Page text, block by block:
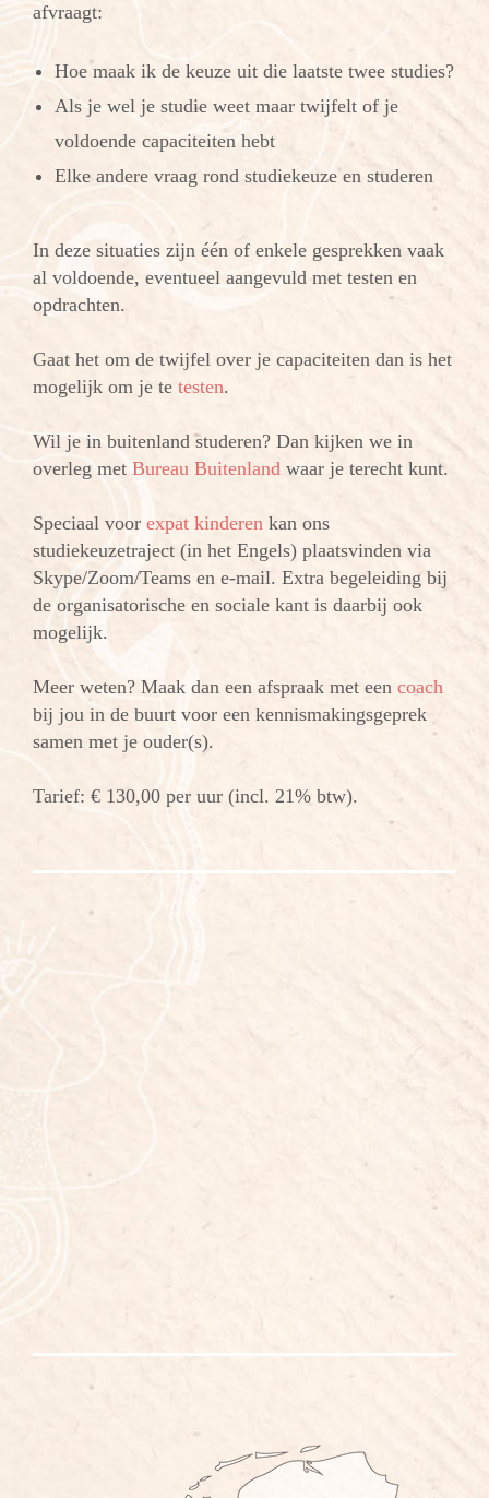
afvraagt:
Hoe maak ik de keuze uit die laatste twee studies?
Als je wel je studie weet maar twijfelt of je
voldoende capaciteiten hebt
Elke andere vraag rond studiekeuze en studeren
In deze situaties zijn één of enkele gesprekken vaak
al voldoende, eventueel aangevuld met testen en
opdrachten.
Gaat het om de twijfel over je capaciteiten dan is het
mogelijk om je te testen.
Wil je in buitenland studeren? Dan kijken we in
overleg met Bureau Buitenland waar je terecht kunt.
Speciaal voor expat kinderen kan ons
studiekeuzetraject (in het Engels) plaatsvinden via
Skype/Zoom/Teams en e-mail. Extra begeleiding bij
de organisatorische en sociale kant is daarbij ook
mogelijk.
Meer weten? Maak dan een afspraak met een coach
bij jou in de buurt voor een kennismakingsgeprek
samen met je ouder(s).
Tarief: € 130,00 per uur (incl. 21% btw).